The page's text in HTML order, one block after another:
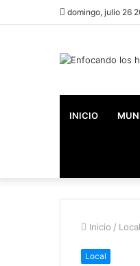
domingo, julio 26
INICIO
Inicio / Local
Local